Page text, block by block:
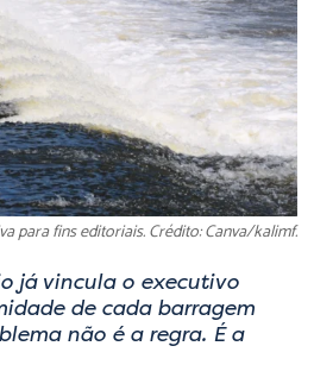
para fins editoriais. Crédito: Canva/kalimf.
já vincula o executivo
de cada barragem
não é a regra. É a